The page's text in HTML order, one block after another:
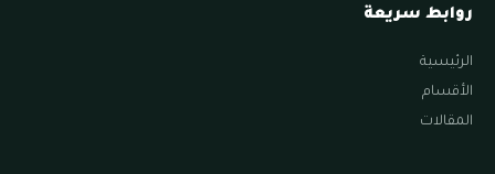
روابط سريعة
الرئيسية
الأقسام
المقالات